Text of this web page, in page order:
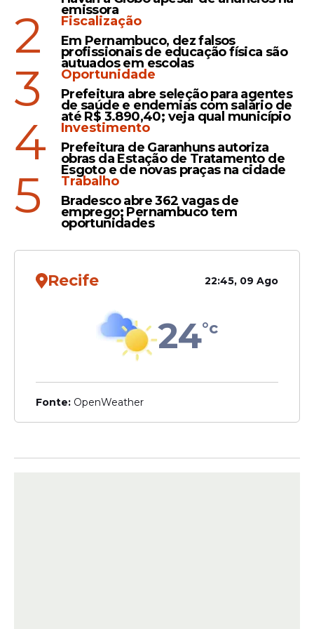
melhoria da mobilidade urbana.
“Temos enfrentado o desafio de transformar
entrega
marca de 80 unidades destinadas em 2026,
o Governo de Pernambuco busca ampliar e
renovar nossas frotas em cidades
estratégicas da RMR” , destacou o
secretário de Mobilidade e Infraestrutura,
Leia Também
emissora
2
Fiscalização
Em Pernambuco, dez falsos
profissionais de educação física são
autuados em escolas
3
Oportunidade
Prefeitura abre seleção para agentes
de saúde e endemias com salário de
até R$ 3.890,40; veja qual município
4
Investimento
Prefeitura de Garanhuns autoriza
obras da Estação de Tratamento de
Esgoto e de novas praças na cidade
5
Trabalho
Bradesco abre 362 vagas de
emprego; Pernambuco tem
oportunidades
Recife 22:45, 09 Ago
24°c
Fonte: OpenWeather